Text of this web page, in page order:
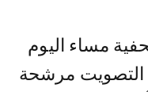
التصويت مرشحة